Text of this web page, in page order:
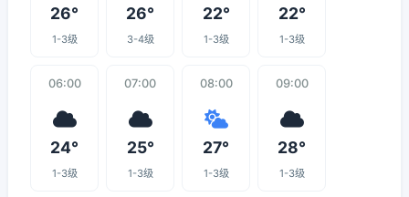
26°
1-3级
26°
3-4级
22°
1-3级
22°
1-3级
06:00
24°
1-3级
07:00
25°
1-3级
08:00
27°
1-3级
09:00
28°
1-3级